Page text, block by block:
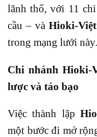
lãnh thổ, với 11
cầu – vàHioki-
trong mạng lưới này.
Chi nhánh Hioki-
lược và táo bạo
Việc thành lập
một bước đi mở